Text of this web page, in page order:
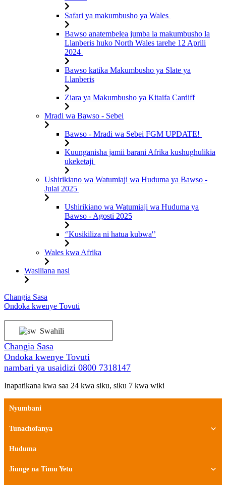
Safari ya makumbusho ya Wales
Bawso anatembelea jumba la makumbusho la
Llanberis huko North Wales tarehe 12 Aprili
2024
Bawso katika Makumbusho ya Slate ya
Llanberis
Ziara ya Makumbusho ya Kitaifa Cardiff
Mradi wa Bawso - Sebei
Bawso - Mradi wa Sebei FGM UPDATE!
Kuunganisha jamii barani Afrika kushughulikia
ukeketaji
Ushirikiano wa Watumiaji wa Huduma ya Bawso -
Julai 2025
Ushirikiano wa Watumiaji wa Huduma ya
Bawso - Agosti 2025
‘'Kusikiliza ni hatua kubwa'’
Wales kwa Afrika
Wasiliana nasi
Ruka
hadi
Changia Sasa
Ondoka kwenye Tovuti
Swahili
Changia Sasa
Ondoka kwenye Tovuti
nambari ya usaidizi 0800 7318147
Inapatikana kwa saa 24 kwa siku, siku 7 kwa wiki
Nyumbani
Tunachofanya
Huduma
Jiunge na Timu Yetu